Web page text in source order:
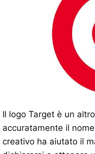
Il logo Target è un
accuratamente il
creativo ha aiutato il